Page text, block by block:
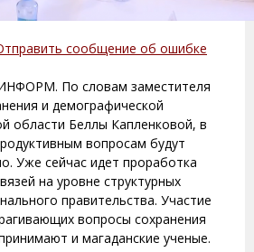
сообщение об ошибке
По словам заместителя
и демографической
области Беллы Капленковой, в
вопросам будут
Уже сейчас идет проработка
на уровне структурных
правительства. Участие
вопросы сохранения
и магаданские ученые.